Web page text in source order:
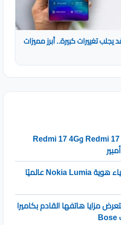
تغييرات كبيرة.. أبرز مميزات
شاومي تطلق هاتفي Redmi 17 5G وRedmi 17 4G
تسريبات: HMD تستعد لإحياء هوية Nokia Lumia عالميًا
مزايا هاتفها القادم بكاميرا